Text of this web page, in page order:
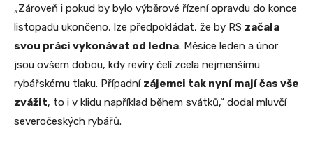
„Zároveň i pokud by bylo výběrové řízení opravdu do konce
listopadu ukončeno, lze předpokládat, že by RS začala
svou práci vykonávat od ledna. Měsíce leden a únor
jsou ovšem dobou, kdy revíry čelí zcela nejmenšímu
rybářskému tlaku. Případní zájemci tak nyní mají čas vše
zvážit, to i v klidu například během svátků,“ dodal mluvčí
severočeských rybářů.